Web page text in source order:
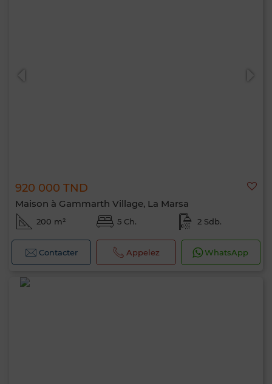
920 000 TND
Maison à Gammarth Village, La Marsa
200 m² 5 Ch. 2 Sdb.
Contacter Appelez WhatsApp